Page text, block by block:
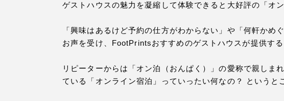
ゲストハウスの魅力を凝縮して体験できると大好評の「オ
「興味はあるけど予約の仕方がわからない」や「何軒かめ
お声を受け、FootPrintsおすすめのゲストハウスが提供す
リピーターからは「オン泊（おんぱく）」の愛称で親しま
ている「オンライン宿泊」っていったい何なの？ というと